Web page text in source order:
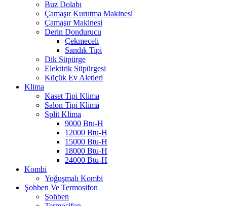
Buz Dolabı
Çamaşır Kurutma Makinesi
Çamaşır Makinesi
Derin Dondurucu
Çekmeceli
Sandık Tipi
Dik Süpürge
Elektirik Süpürgesi
Küçük Ev Aletleri
Klima
Kaset Tipi Klima
Salon Tipi Klima
Split Klima
9000 Btu-H
12000 Btu-H
15000 Btu-H
18000 Btu-H
24000 Btu-H
Kombi
Yoğuşmalı Kombi
Şohben Ve Termosifon
Şohben